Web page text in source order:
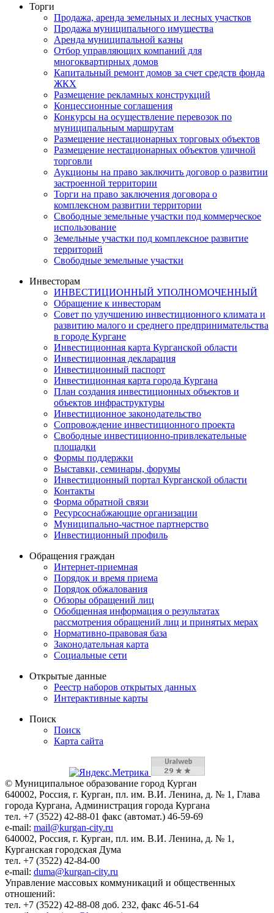
Торги
Продажа, аренда земельных и лесных участков
Продажа муниципального имущества
Аренда муниципальной казны
Отбор управляющих компаний для
многоквартирных домов
Капитальный ремонт домов за счет средств фонда
ЖКХ
Размещение рекламных конструкций
Концессионные соглашения
Конкурсы на осуществление перевозок по
муниципальным маршрутам
Размещение нестационарных торговых объектов
Размещение нестационарных объектов уличной
торговли
Аукционы на право заключить договор о развитии
застроенной территории
Торги на право заключения договора о
комплексном развитии территории
Свободные земельные участки под коммерческое
использование
Земельные участки под комплексное развитие
территорий
Свободные земельные участки
Инвесторам
ИНВЕСТИЦИОННЫЙ УПОЛНОМОЧЕННЫЙ
Обращение к инвесторам
Совет по улучшению инвестиционного климата и
развитию малого и среднего предпринимательства
в городе Кургане
Инвестиционная карта Курганской области
Инвестиционная декларация
Инвестиционный паспорт
Инвестиционная карта города Кургана
План создания инвестиционных объектов и
объектов инфраструктуры
Инвестиционное законодательство
Сопровождение инвестиционного проекта
Свободные инвестиционно-привлекательные
площадки
Формы поддержки
Выставки, семинары, форумы
Инвестиционный портал Курганской области
Контакты
Форма обратной связи
Ресурсоснабжающие организации
Муниципально-частное партнерство
Инвестиционный профиль
Обращения граждан
Интернет-приемная
Порядок и время приема
Порядок обжалования
Обзоры обращений лиц
Обобщенная информация о результатах
рассмотрения обращений лиц и принятых мерах
Нормативно-правовая база
Законодательная карта
Социальные сети
Открытые данные
Реестр наборов открытых данных
Интерактивные карты
Поиск
Поиск
Карта сайта
© Муниципальное образование город Курган
640002, Россия, г. Курган, пл. им. В.И. Ленина, д. № 1, Глава
города Кургана, Администрация города Кургана
тел. +7 (3522) 42-88-01 факс (автомат.) 46-59-69
e-mail: mail@kurgan-city.ru
640002, Россия, г. Курган, пл. им. В.И. Ленина, д. № 1,
Курганская городская Дума
тел. +7 (3522) 42-84-00
e-mail: duma@kurgan-city.ru
Управление массовых коммуникаций и общественных
отношений:
тел. +7 (3522) 42-88-08 доб. 232, факс 46-51-64